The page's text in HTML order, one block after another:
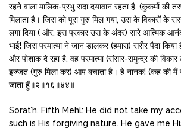
रहने वाला मालिक-प्रभु सदा दयावान रहता है, (कुकर्मो
मिलाता है। जिस को पूरा गुरु मिल गया, उस के विकारों के
लगा दिया ( और, इस प्रकार उस के अंदर) सारे आत्मिक
भाई! जिस परमात्मा ने जान डालकर (हमारा) सरीर पैदा
और पोशाक दे रहा है, वह परमात्मा (संसार-समुन्द्र की
इज्ज़त (गुरु मिला कर) आप बचाता है। हे नानक! (कह की मैं
जाता हूँ॥२॥१६॥४४॥
Sorat’h, Fifth Mehl: He did not take my
such is His forgiving nature. He gave me